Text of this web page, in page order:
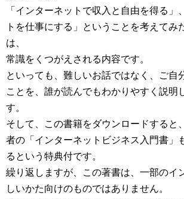
「インターネットで収入と自由を得る」
トを仕事にする」ということを考えてみ
は、
常識をくつがえされる内容です。
といっても、難しいお話ではなく、ご自
ことを、誰が読んでもわかりやすく説明
す。
そして、この書籍をダウンロードすると
者の「インターネットビジネス入門書」
るという特典付です。
繰り返しますが、この著書は、一部のイ
しいかた向けのものではありません。